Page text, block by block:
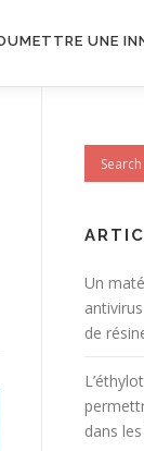
UNE
Un
de
dans